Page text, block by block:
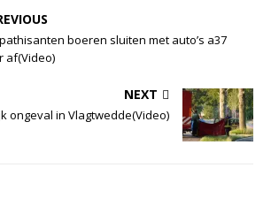
boeren sluiten met auto’s a37
af(Video)
NEXT
ongeval in Vlagtwedde(Video)